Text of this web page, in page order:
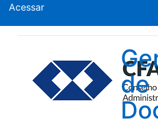
Acessar
de